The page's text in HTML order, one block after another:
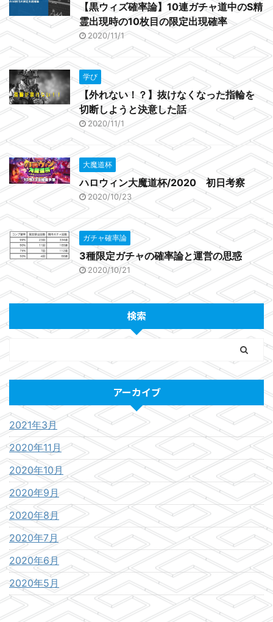
【黒ウィズ確率論】10連ガチャ道中のS精
霊出現時の10枚目の限定出現確率
2020/11/1
学び
【外れない！？】抜けなくなった指輪を
切断しようと決意した話
2020/11/1
大魔道杯
ハロウィン大魔道杯/2020 初日考察
2020/10/23
ガチャ確率論
3種限定ガチャの確率論と運営の思惑
2020/10/21
検索
アーカイブ
2021年3月
2020年11月
2020年10月
2020年9月
2020年8月
2020年7月
2020年6月
2020年5月